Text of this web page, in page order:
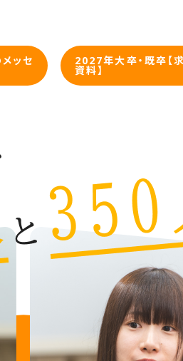
ッセ 2027年大卒・既卒【
資料】